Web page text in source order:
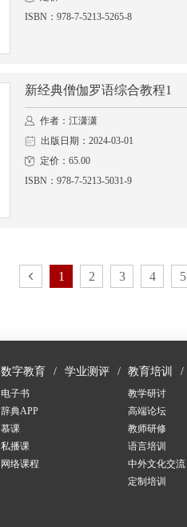
ISBN：978-7-5213-5265-8
新经典僧伽罗语综合教程1
作者：江潇潇
出版日期：2024-03-01
定价：65.00
ISBN：978-7-5213-5031-9
1 2 3 4 5
数字教育
电子书
辞典APP
慕课
私播课
网络课程
学业测评 教育培训
教学研讨
高端论坛
教师研修
语言培训
中外文化交流
定制培训